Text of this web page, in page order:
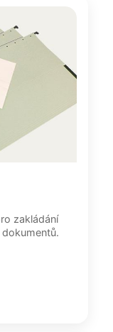
zakládání